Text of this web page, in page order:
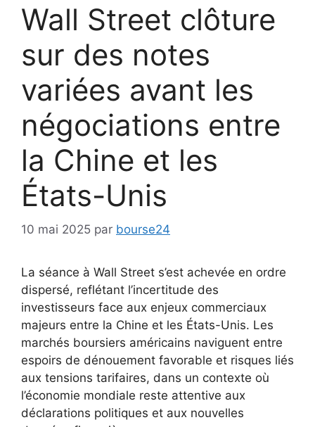
Wall Street clôture
sur des notes
variées avant les
négociations entre
la Chine et les
États-Unis
10 mai 2025 par bourse24
La séance à Wall Street s’est achevée en ordre
dispersé, reflétant l’incertitude des
investisseurs face aux enjeux commerciaux
majeurs entre la Chine et les États-Unis. Les
marchés boursiers américains naviguent entre
espoirs de dénouement favorable et risques liés
aux tensions tarifaires, dans un contexte où
l’économie mondiale reste attentive aux
déclarations politiques et aux nouvelles